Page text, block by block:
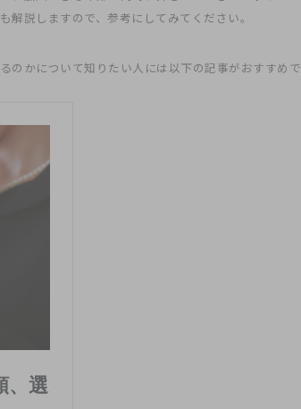
解説しますので、参考にしてみてください。
のかについて知りたい人には以下の記事がおすすめで